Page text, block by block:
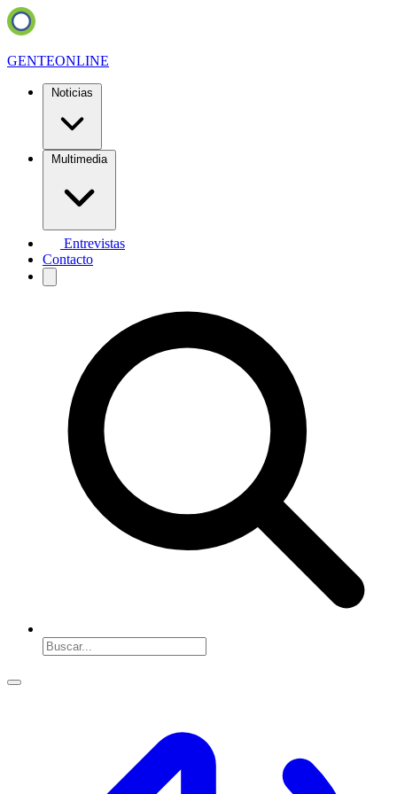
GENTEONLINE
Noticias
Multimedia
Entrevistas
Contacto